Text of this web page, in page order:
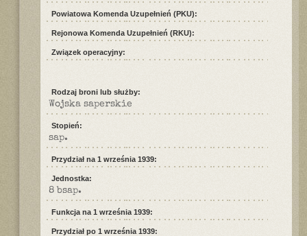
Powiatowa Komenda Uzupełnień (PKU):
Rejonowa Komenda Uzupełnień (RKU):
Związek operacyjny:
Rodzaj broni lub służby:
Wojska saperskie
Stopień:
sap.
Przydział na 1 września 1939:
Jednostka:
8 bsap.
Funkcja na 1 września 1939:
Przydział po 1 września 1939: